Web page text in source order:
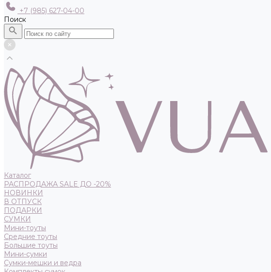
+7 (985) 627-04-00
Поиск
Каталог
РАСПРОДАЖА SALE ДО -20%
НОВИНКИ
В ОТПУСК
ПОДАРКИ
СУМКИ
Мини-тоуты
Средние тоуты
Большие тоуты
Мини-сумки
Сумки-мешки и ведра